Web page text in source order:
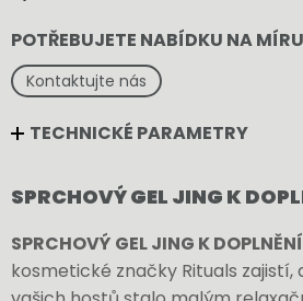
POTŘEBUJETE NABÍDKU NA
Kontaktujte nás
TECHNICKÉ PARAMETRY
SPRCHOVÝ GEL JING K
SPRCHOVÝ GEL JING K
kosmetické značky Rituals